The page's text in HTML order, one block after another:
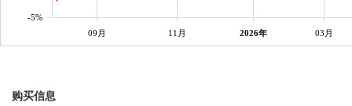
09月 11月 2026年 03月
-5%
购买信息